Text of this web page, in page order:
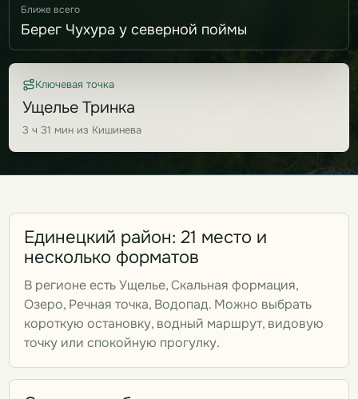
Ближе всего
Берег Чухура у северной поймы
Ключевая точка
Ущелье Тринка
3 ч 31 мин из Кишинева
Единецкий район: 21 место и
несколько форматов
В регионе есть Ущелье, Скальная формация,
Озеро, Речная точка, Водопад. Можно выбрать
короткую остановку, водный маршрут, видовую
точку или спокойную прогулку.